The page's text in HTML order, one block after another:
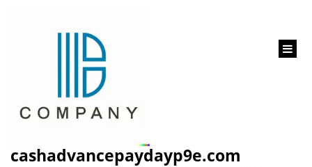
cashadvancepaydayp9e.com
Tag:transparante tarieven